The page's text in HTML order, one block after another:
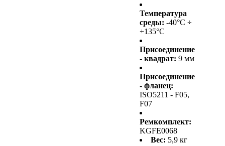
Температура
среды: -40°C ÷
+135°C
Присоединение
- квадрат: 9 мм
Присоединение
- фланец:
ISO5211 - F05,
F07
Ремкомплект:
KGFE0068
Вес: 5,9 кг